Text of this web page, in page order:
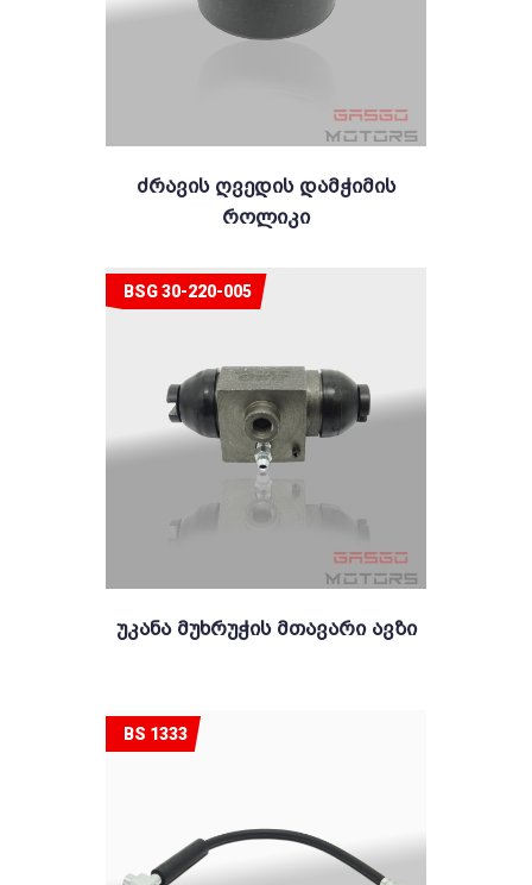
Ძრავის Ღვედის Დამჭიმის
Როლიკი
Უკანა Მუხრუჭის Მთავარი Ავზი
BSG 30-220-005
BS 1333